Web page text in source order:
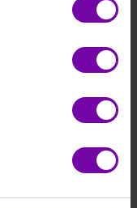
vragen, bel ons
van 4
deeltjesbron*